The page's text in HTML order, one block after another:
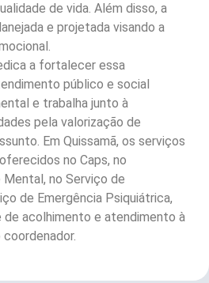
de vida. Além disso, a
e projetada visando a
a fortalecer essa
público e social
e trabalha junto à
pela valorização de
Em Quissamã, os serviços
no Caps, no
no Serviço de
de Emergência Psiquiátrica,
de acolhimento e atendimento à
coordenador.